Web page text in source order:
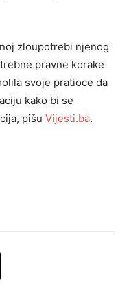
zloupotrebi njenog
pravne korake
svoje pratioce da
kako bi se
pišu Vijesti.ba.